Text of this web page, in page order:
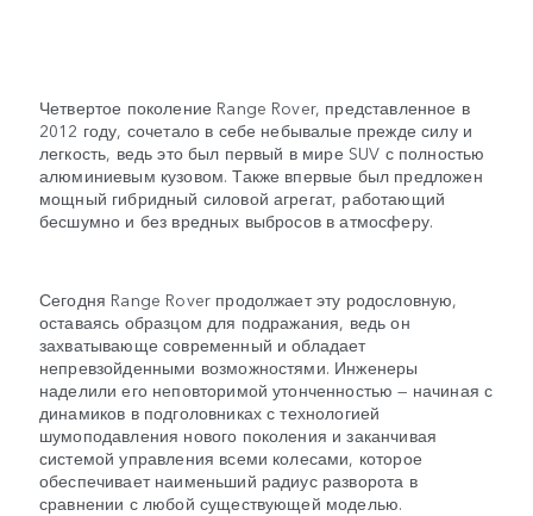
Четвертое поколение Range Rover, представленное в
2012 году, сочетало в себе небывалые прежде силу и
легкость, ведь это был первый в мире SUV с полностью
алюминиевым кузовом. Также впервые был предложен
мощный гибридный силовой агрегат, работающий
бесшумно и без вредных выбросов в атмосферу.
Сегодня Range Rover продолжает эту родословную,
оставаясь образцом для подражания, ведь он
захватывающе современный и обладает
непревзойденными возможностями. Инженеры
наделили его неповторимой утонченностью — начиная с
динамиков в подголовниках с технологией
шумоподавления нового поколения и заканчивая
системой управления всеми колесами, которое
обеспечивает наименьший радиус разворота в
сравнении с любой существующей моделью.